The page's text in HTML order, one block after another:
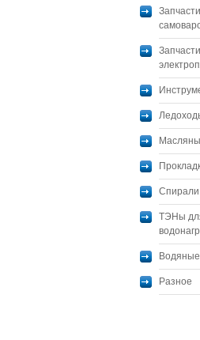
ТЭНы
Разное